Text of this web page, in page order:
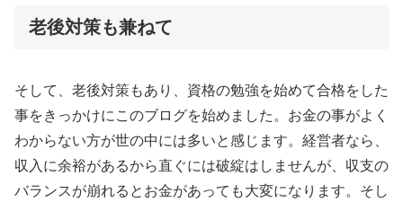
老後対策も兼ねて
そして、老後対策もあり、資格の勉強を始めて合格をした
事をきっかけにこのブログを始めました。お金の事がよく
わからない方が世の中には多いと感じます。経営者なら、
収入に余裕があるから直ぐには破綻はしませんが、収支の
バランスが崩れるとお金があっても大変になります。そし